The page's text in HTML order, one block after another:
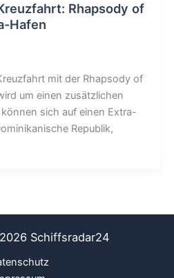
Rhapsody of
Hafen
mit der Rhapsody of
um einen zusätzlichen
sich auf einen Extra-
Republik,
Schiffsradar24